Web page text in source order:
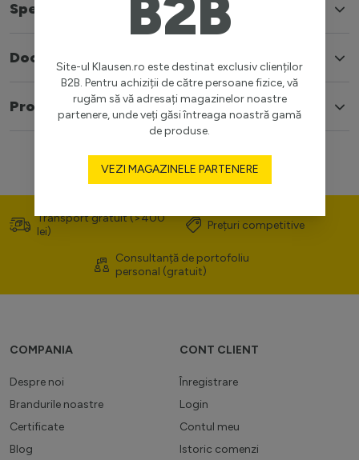
Specificatii
Documente
Produse similare
B2B
Site-ul Klausen.ro este destinat exclusiv clienților
B2B. Pentru achiziții de către persoane fizice, vă
rugăm să vă adresați magazinelor noastre
partenere, unde veți găsi întreaga noastră gamă
de produse.
VEZI MAGAZINELE PARTENERE
Transport gratuit (>400
lei)
Prețuri competitive
Consultanță de portofoliu
personal (gratuit)
COMPANIA
Despre noi
Brandurile noastre
Certificate
Blog
CONT CLIENT
Înregistrare
Login
Contul meu
Istoric comenzi